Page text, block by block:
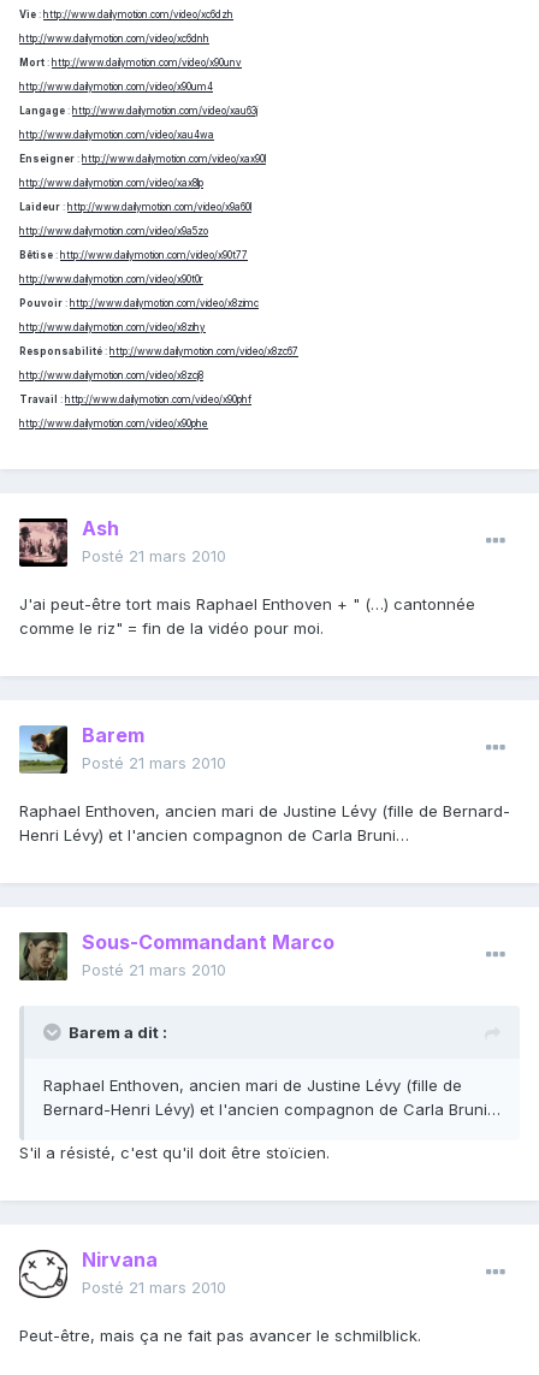
Vie : http://www.dailymotion.com/video/xc6dzh
http://www.dailymotion.com/video/xc6dnh
Mort : http://www.dailymotion.com/video/x90unv
http://www.dailymotion.com/video/x90um4
Langage : http://www.dailymotion.com/video/xau63j
http://www.dailymotion.com/video/xau4wa
Enseigner : http://www.dailymotion.com/video/xax90l
http://www.dailymotion.com/video/xax8lp
Laideur : http://www.dailymotion.com/video/x9a60l
http://www.dailymotion.com/video/x9a5zo
Bêtise : http://www.dailymotion.com/video/x90t77
http://www.dailymotion.com/video/x90t0r
Pouvoir : http://www.dailymotion.com/video/x8zimc
http://www.dailymotion.com/video/x8zihy
Responsabilité : http://www.dailymotion.com/video/x8zc67
http://www.dailymotion.com/video/x8zcj8
Travail : http://www.dailymotion.com/video/x90phf
http://www.dailymotion.com/video/x90phe
Ash
Posté 21 mars 2010
J'ai peut-être tort mais Raphael Enthoven + " (…) cantonnée
comme le riz" = fin de la vidéo pour moi.
Barem
Posté 21 mars 2010
Raphael Enthoven, ancien mari de Justine Lévy (fille de Bernard-
Henri Lévy) et l'ancien compagnon de Carla Bruni…
Sous-Commandant Marco
Posté 21 mars 2010
Barem a dit :
Raphael Enthoven, ancien mari de Justine Lévy (fille de
Bernard-Henri Lévy) et l'ancien compagnon de Carla Bruni…
S'il a résisté, c'est qu'il doit être stoïcien.
Nirvana
Posté 21 mars 2010
Peut-être, mais ça ne fait pas avancer le schmilblick.